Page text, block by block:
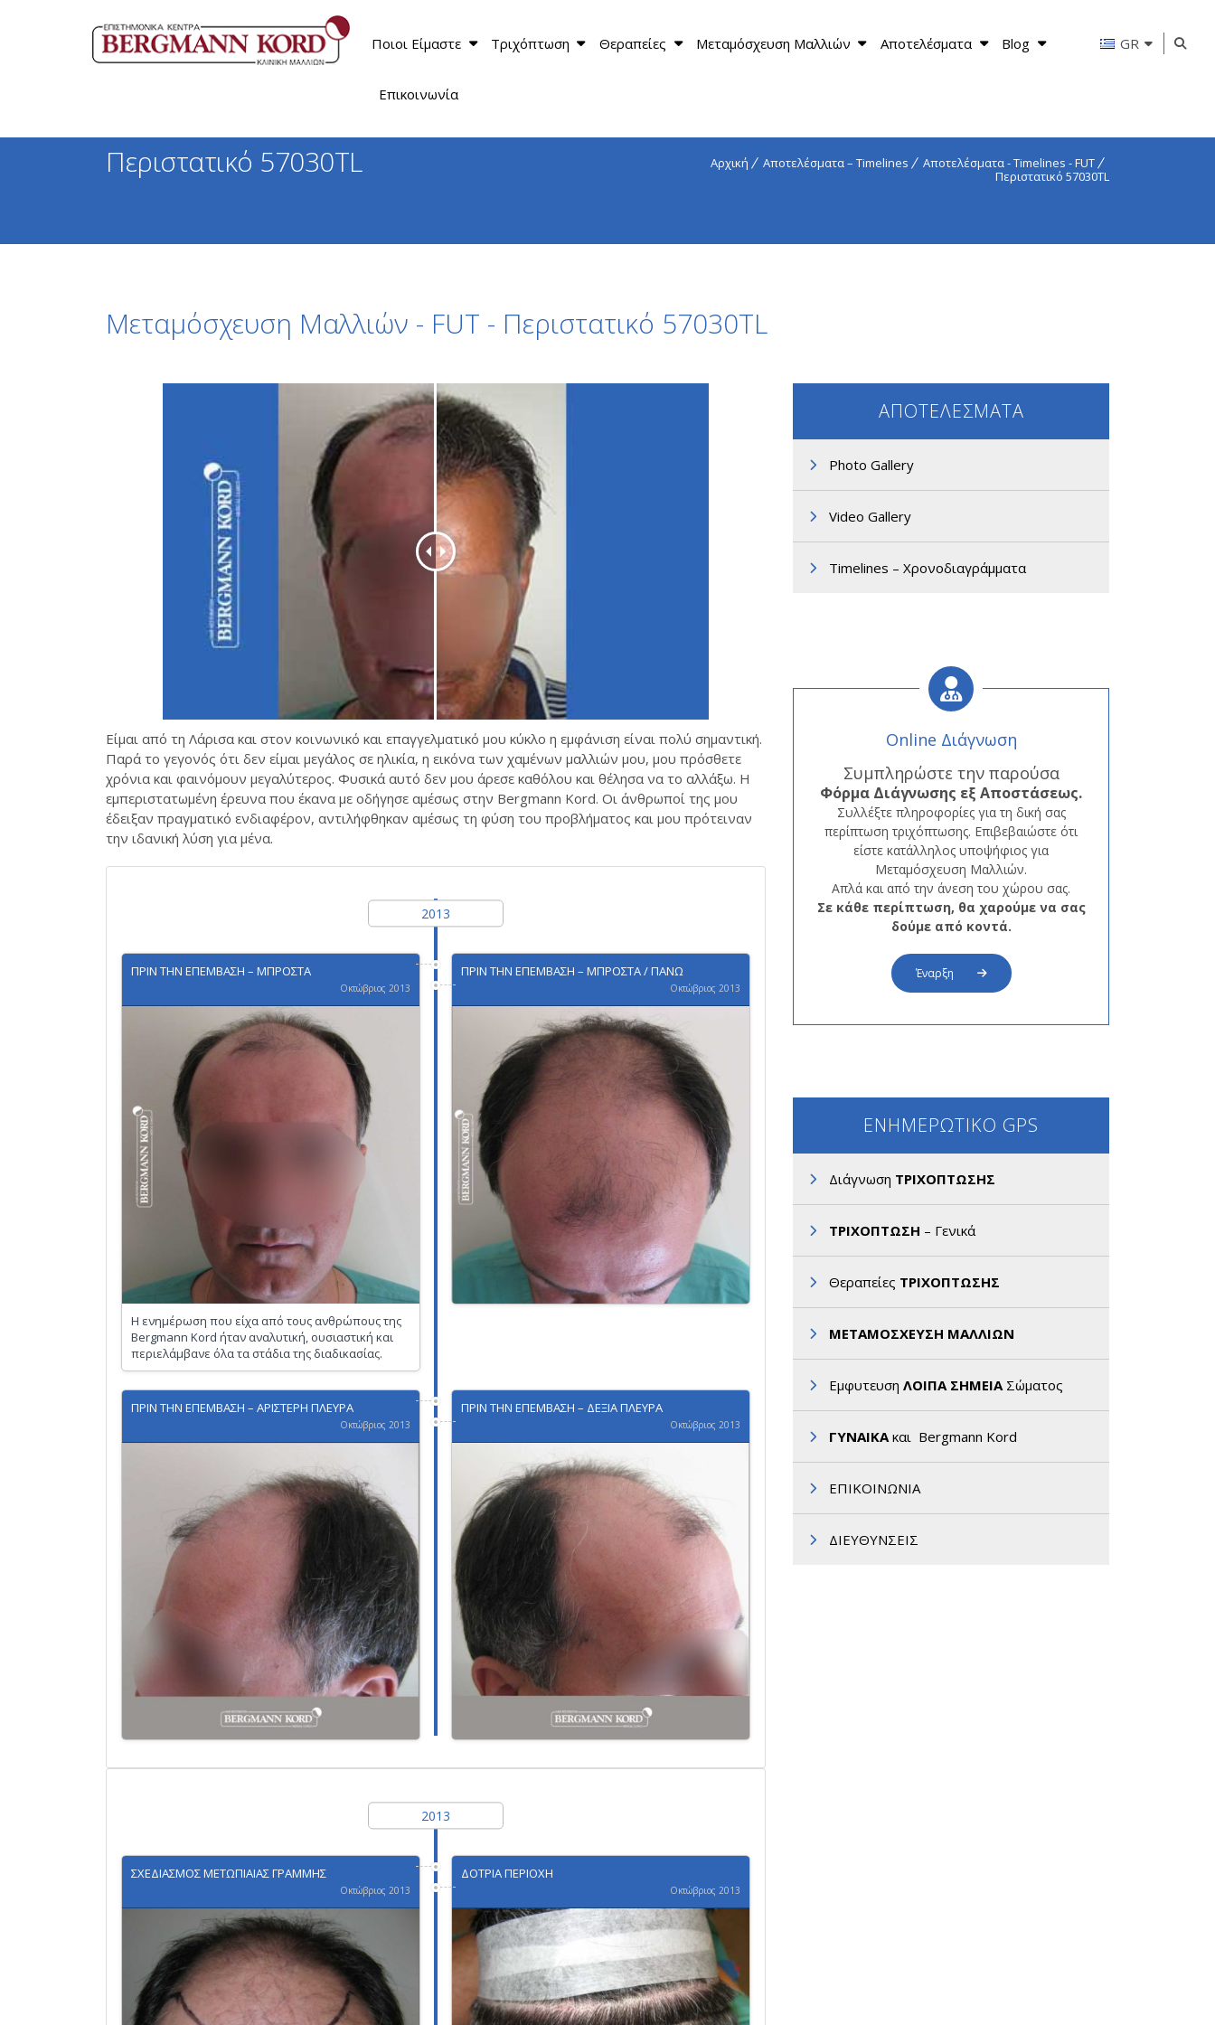
Ποιοι Είμαστε Τριχόπτωση Θεραπείες Μεταμόσχευση Μαλλιών Αποτελέσματα Blog
Επικοινωνία
GR
Αρχική Αποτελέσματα – Timelines
Αποτελέσματα - Timelines - FUT
Περιστατικό 57030TL
Περιστατικό 57030TL
Μεταμόσχευση Μαλλιών - FUT - Περιστατικό 57030TL
Είμαι από τη Λάρισα και στον κοινωνικό και επαγγελματικό μου κύκλο η εμφάνιση είναι πολύ σημαντική.
Παρά το γεγονός ότι δεν είμαι μεγάλος σε ηλικία, η εικόνα των χαμένων μαλλιών μου, μου πρόσθετε
χρόνια και φαινόμουν μεγαλύτερος. Φυσικά αυτό δεν μου άρεσε καθόλου και θέλησα να το αλλάξω. Η
εμπεριστατωμένη έρευνα που έκανα με οδήγησε αμέσως στην Bergmann Kord. Οι άνθρωποί της μου
έδειξαν πραγματικό ενδιαφέρον, αντιλήφθηκαν αμέσως τη φύση του προβλήματος και μου πρότειναν
την ιδανική λύση για μένα.
2013
ΠΡΙΝ ΤΗΝ ΕΠΕΜΒΑΣΗ – ΜΠΡΟΣΤΑ
Οκτώβριος 2013
Η ενημέρωση που είχα από τους ανθρώπους της
Bergmann Kord ήταν αναλυτική, ουσιαστική και
περιελάμβανε όλα τα στάδια της διαδικασίας.
ΠΡΙΝ ΤΗΝ ΕΠΕΜΒΑΣΗ – ΜΠΡΟΣΤΑ / ΠΑΝΩ
Οκτώβριος 2013
ΠΡΙΝ ΤΗΝ ΕΠΕΜΒΑΣΗ – ΑΡΙΣΤΕΡΗ ΠΛΕΥΡΑ
Οκτώβριος 2013
ΠΡΙΝ ΤΗΝ ΕΠΕΜΒΑΣΗ – ΔΕΞΙΑ ΠΛΕΥΡΑ
Οκτώβριος 2013
2013
ΣΧΕΔΙΑΣΜΟΣ ΜΕΤΩΠΙΑΙΑΣ ΓΡΑΜΜΗΣ
Οκτώβριος 2013
ΔΟΤΡΙΑ ΠΕΡΙΟΧΗ
Οκτώβριος 2013
ΑΠΟΤΕΛΕΣΜΑΤΑ
Photo Gallery
Video Gallery
Timelines – Χρονοδιαγράμματα
Online Διάγνωση
Συμπληρώστε την παρούσα
Φόρμα Διάγνωσης εξ Αποστάσεως.
Συλλέξτε πληροφορίες για τη δική σας
περίπτωση τριχόπτωσης. Επιβεβαιώστε ότι
είστε κατάλληλος υποψήφιος για
Μεταμόσχευση Μαλλιών.
Απλά και από την άνεση του χώρου σας.
Σε κάθε περίπτωση, θα χαρούμε να σας
δούμε από κοντά.
Έναρξη
ΕΝΗΜΕΡΩΤΙΚΟ GPS
Διάγνωση ΤΡΙΧΟΠΤΩΣΗΣ
ΤΡΙΧΟΠΤΩΣΗ – Γενικά
Θεραπείες ΤΡΙΧΟΠΤΩΣΗΣ
ΜΕΤΑΜΟΣΧΕΥΣΗ ΜΑΛΛΙΩΝ
Εμφυτευση ΛΟΙΠΑ ΣΗΜΕΙΑΣώματος
ΓΥΝΑΙΚΑκαι Bergmann Kord
ΕΠΙΚΟΙΝΩΝΙΑ
ΔΙΕΥΘΥΝΣΕΙΣ